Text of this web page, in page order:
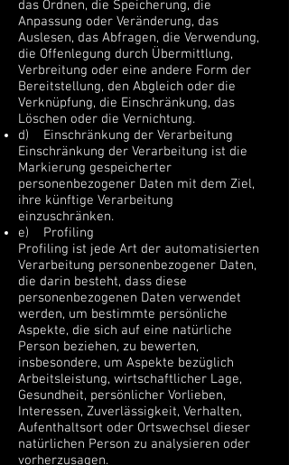
das Ordnen, die Speicherung, die
Anpassung oder Veränderung, das
Auslesen, das Abfragen, die Verwendung,
die Offenlegung durch Übermittlung,
Verbreitung oder eine andere Form der
Bereitstellung, den Abgleich oder die
Verknüpfung, die Einschränkung, das
Löschen oder die Vernichtung.
d) Einschränkung der Verarbeitung
Einschränkung der Verarbeitung ist die
Markierung gespeicherter
personenbezogener Daten mit dem Ziel,
ihre künftige Verarbeitung
einzuschränken.
e) Profiling
Profiling ist jede Art der automatisierten
Verarbeitung personenbezogener Daten,
die darin besteht, dass diese
personenbezogenen Daten verwendet
werden, um bestimmte persönliche
Aspekte, die sich auf eine natürliche
Person beziehen, zu bewerten,
insbesondere, um Aspekte bezüglich
Arbeitsleistung, wirtschaftlicher Lage,
Gesundheit, persönlicher Vorlieben,
Interessen, Zuverlässigkeit, Verhalten,
Aufenthaltsort oder Ortswechsel dieser
natürlichen Person zu analysieren oder
vorherzusagen.